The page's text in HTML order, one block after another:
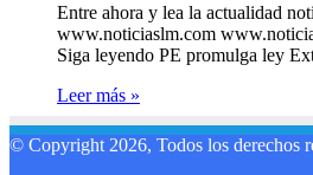
Entre ahora y lea la actualidad
www.noticiaslm.com
Siga leyendo PE promulga ley
Leer más »
© Copyright 2026, Todos los derechos